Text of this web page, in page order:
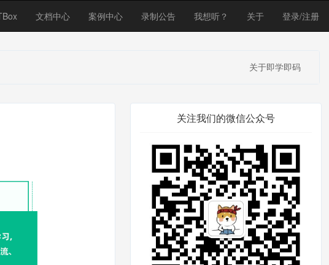
文档中心 案例中心 录制公告 我想听？ 关于 登录/注册
关于即学即码
关注我们的微信公众号